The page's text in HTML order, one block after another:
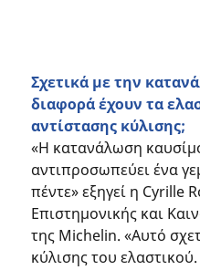
Σχετικά με την
διαφορά έχουν τα
αντίστασης κύλισης;
«Η κατανάλωση
αντιπροσωπεύει ένα
πέντε» εξηγεί η Cyrille
Επιστημονικής και
της Michelin. «Αυτό
κύλισης του